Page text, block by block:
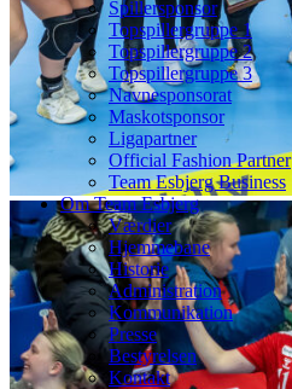
Spillersponsor
Topspillergruppe 1
Topspillergruppe 2
Topspillergruppe 3
Navnesponsorat
Maskotsponsor
Ligapartner
Official Fashion Partner
Team Esbjerg Business
Om Team Esbjerg
Værdier
Hjemmebane
Historie
Administration
Kommunikation
Presse
Bestyrelsen
Kontakt